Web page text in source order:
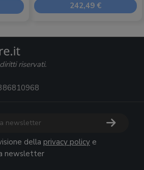
242,49 €
riservati.
della privacy policy e
newsletter